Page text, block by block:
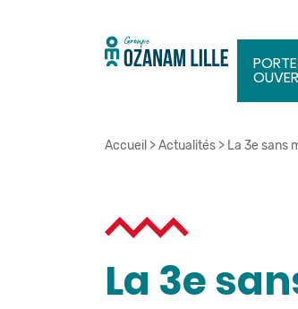
Accueil >Actualités > La 3e sans
La 3e